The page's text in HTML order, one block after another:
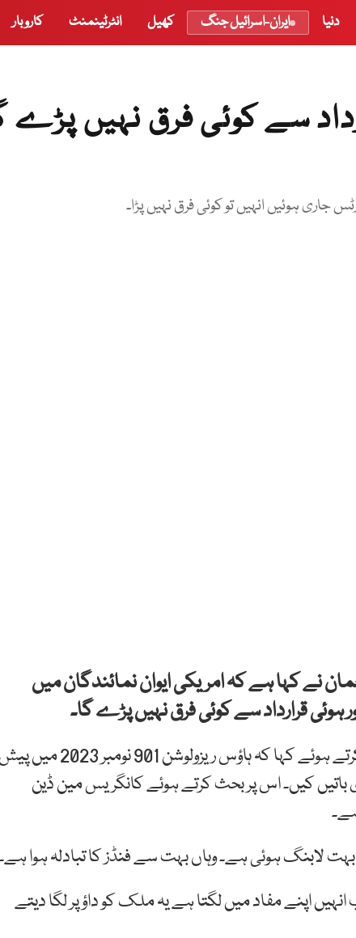
دنیا ایران-اسرائیل جنگ کھیل انٹرٹینمنٹ کاروبار
سے کوئی فرق نہیں پڑے
جاری ہوئیں انہیں تو کوئی فرق نہیں پڑا۔
نے کہا ہے کہ امریکی ایوان نمائندگان میں
قرارداد سے کوئی فرق نہیں پڑے گا۔
پیپلز پارٹی رہنما شیری رحمان نے نجی ٹی وی سے گفتگو کرتے ہوئے کہا کہ ہاؤس ریزولوشن 901 نومبر
کیں۔ اس پر بحث کرتے ہوئے کانگریس مین ڈین
بہت لابنگ ہوئی ہے۔ وہاں بہت سے فنڈز کا تبادلہ ہوا
اپنے مفاد میں لگتا ہے یہ ملک کو داؤ پر لگا دیتے